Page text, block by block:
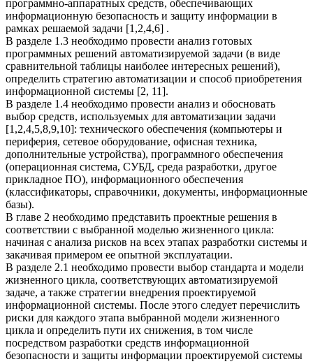
программно-аппаратных средств, обеспечивающих
информационную безопасность и защиту информации в
рамках решаемой задачи [1,2,4,6] .
В разделе 1.3 необходимо провести анализ готовых
программных решений автоматизируемой задачи (в виде
сравнительной таблицы наиболее интересных решений),
определить стратегию автоматизации и способ приобретения
информационной системы [2, 11].
В разделе 1.4 необходимо провести анализ и обосновать
выбор средств, используемых для автоматизации задачи
[1,2,4,5,8,9,10]: технического обеспечения (компьютеры и
периферия, сетевое оборудование, офисная техника,
дополнительные устройства), программного обеспечения
(операционная система, СУБД, среда разработки, другое
прикладное ПО), информационного обеспечения
(классификаторы, справочники, документы, информационные
базы).
В главе 2 необходимо представить проектные решения в
соответствии с выбранной моделью жизненного цикла:
начиная с анализа рисков на всех этапах разработки системы и
закачивая примером ее опытной эксплуатации.
В разделе 2.1 необходимо провести выбор стандарта и модели
жизненного цикла, соответствующих автоматизируемой
задаче, а также стратегии внедрения проектируемой
информационной системы. После этого следует перечислить
риски для каждого этапа выбранной модели жизненного
цикла и определить пути их снижения, в том числе
посредством разработки средств информационной
безопасности и защиты информации проектируемой системы